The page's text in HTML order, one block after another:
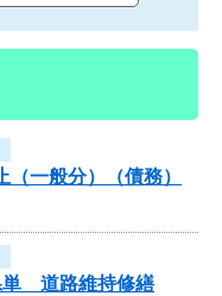
一般分）（債務）
単 道路維持修繕